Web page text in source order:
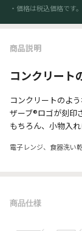
・価格は税込価格です。
商品説明
コンクリート
コンクリートのよ
ザーブ®ロゴが刻印
もちろん、小物入れ
電子レンジ、食器洗い
商品仕様